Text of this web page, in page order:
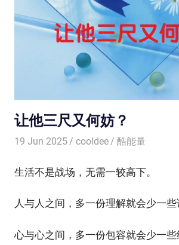
让他三尺又何妨？
19 Jun 2025 cooldee 酷能量
生活不是战场，无需一较高下。
人与人之间，多一份理解就会少一些
心与心之间，多一份包容就会少一些